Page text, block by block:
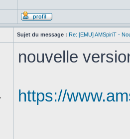
Sujet du message : Re: [EMU] AMSpiriT -
nouvelle
https://